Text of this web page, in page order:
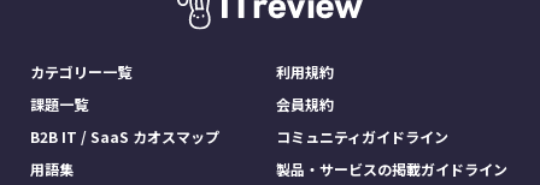
カテゴリー一覧
課題一覧
B2B IT / SaaS カオスマップ
用語集
利用規約
会員規約
コミュニティガイドライン
製品・サービスの掲載ガイドライン